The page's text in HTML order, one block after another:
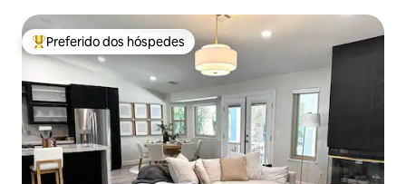
Entre os melhores preferidos dos hóspedes
Preferido dos hóspedes